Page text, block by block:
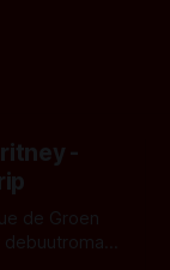
-
de Groen